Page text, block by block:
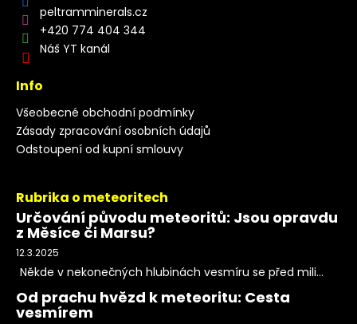
peltramminerals.cz
+420 774 404 344
Náš YT kanál
Info
Všeobecné obchodní podmínky
Zásady zpracování osobních údajů
Odstoupení od kupní smlouvy
Rubrika o meteoritech
Určování původu meteoritů: Jsou opravdu
z Měsíce či Marsu?
12.3.2025
Někde v nekonečných hlubinách vesmíru se před mili...
Od prachu hvězd k meteoritu: Cesta
vesmírem